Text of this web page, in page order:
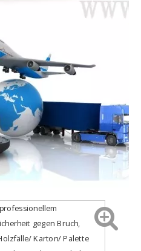
gegen Bruch,
Karton/ Palette